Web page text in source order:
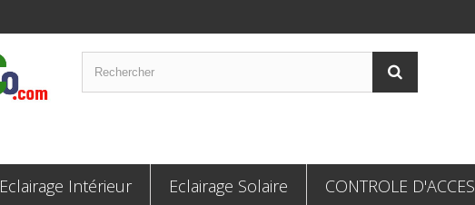
Eclairage Intérieur Eclairage Solaire CONTROLE D'ACCES